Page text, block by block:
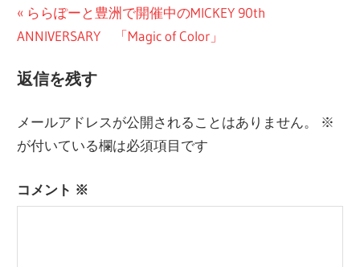
投
稿
ナ
ゲ
シ
前
の
事:
ららぽーと豊洲で開催中のMICKEY 90th
ANNIVERSARY 「Magic of Color」
返信を残す
メールアドレスが公開されることはありません。
※
が付いている欄は必須項目です
コメント ※